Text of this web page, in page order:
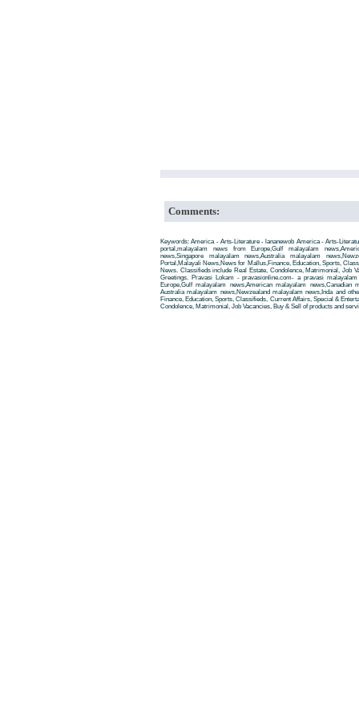
Comments:
Keywords: America - Arts-Literature - lananewob America - Arts-
portal,malayalam news from Europe,Gulf malayalam
news,Singapore malayalam news,Australia malayalam
Portal,Malayali News,News for Mallus,Finance, Education, Sports,
News. Classifieds include Real Estate, Condolence, Matrimonial, Job
Greetings. Pravasi Lokam - pravasionline.com- a pravasi
Europe,Gulf malayalam news,American malayalam news,Canadian
Australia malayalam news,Newzealand malayalam news,Inda and
Finance, Education, Sports, Classifieds, Current Affairs, Special &
Condolence, Matrimonial, Job Vacancies, Buy & Sell of products and